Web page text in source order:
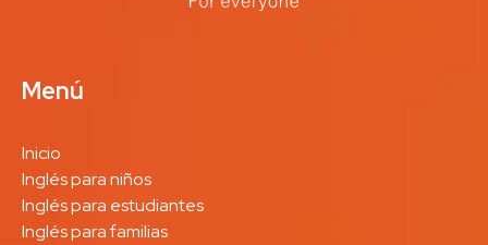
Menú
Inicio
Inglés para niños
Inglés para estudiantes
Inglés para familias